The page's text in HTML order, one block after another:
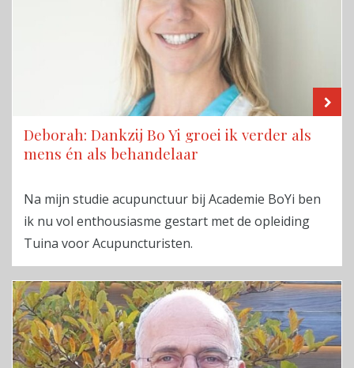
Deborah: Dankzij Bo Yi groei ik verder als
mens én als behandelaar
Na mijn studie acupunctuur bij Academie BoYi ben
ik nu vol enthousiasme gestart met de opleiding
Tuina voor Acupuncturisten.